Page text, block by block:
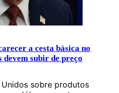
a cesta básica no
subir de preço
sobre produtos